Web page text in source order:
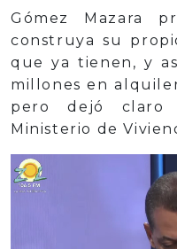
Gómez Mazara
construya su
que ya tienen, y
millones en
pero dejó
Ministerio de